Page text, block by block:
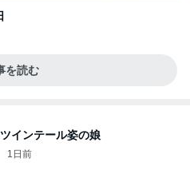
を読む
インテール姿の娘
1日前